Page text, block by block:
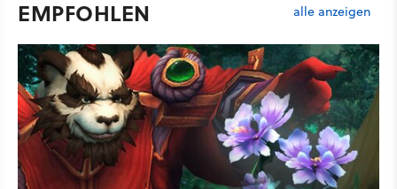
EMPFOHLEN alle anzeigen